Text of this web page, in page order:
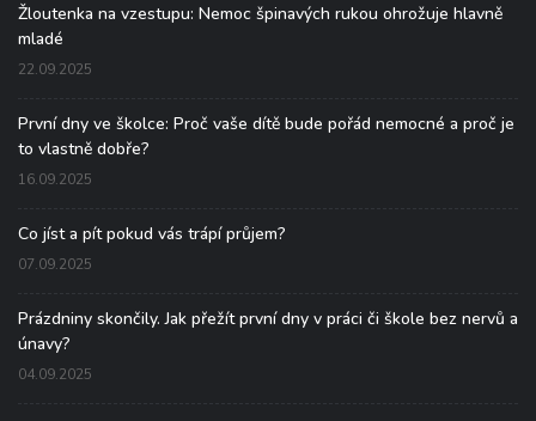
Žloutenka na vzestupu: Nemoc špinavých rukou ohrožuje hlavně
mladé
22.09.2025
První dny ve školce: Proč vaše dítě bude pořád nemocné a proč je
to vlastně dobře?
16.09.2025
Co jíst a pít pokud vás trápí průjem?
07.09.2025
Prázdniny skončily. Jak přežít první dny v práci či škole bez nervů a
únavy?
04.09.2025